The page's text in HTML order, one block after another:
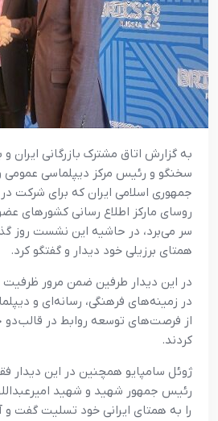
به گزارش اتاق مشترک بازرگانی ایران
سخنگو و رئیس مرکز دیپلماسی عمومی
جمهوری اسلامی ایران که برای شرکت
روسای مارکز اطلاع رسانی کشورهای
سر می‌برد، در حاشیه این نشست روز
همتای برزیلی خود دیدار و گفتگو کرد.
در این دیدار طرفین ضمن مرور
در زمینه‌های فرهنگی، رسانه‌ای و
از فرصت‌های توسعه روابط در قالب دو
کردند.
ژوئل سامپایو همچنین در این دیدار
رئیس جمهور شهید و شهید
را به همتای ایرانی خود تسلیت گفت و